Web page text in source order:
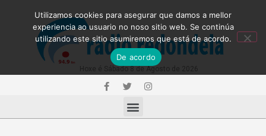
Utilizamos cookies para asegurar que damos a mellor
experiencia ao usuario no noso sitio web. Se continúa
utilizando este sitio asumiremos que está de acordo.
De acordo